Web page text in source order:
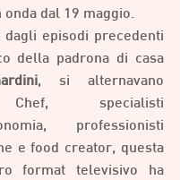
onda dal 19 maggio.
dagli episodi precedenti
, si alternavano
specialisti
professionisti
e food creator, questa
format televisivo ha